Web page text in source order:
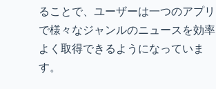
ることで、ユーザーは一つのアプリ
で様々なジャンルのニュースを効率
よく取得できるようになっていま
す。